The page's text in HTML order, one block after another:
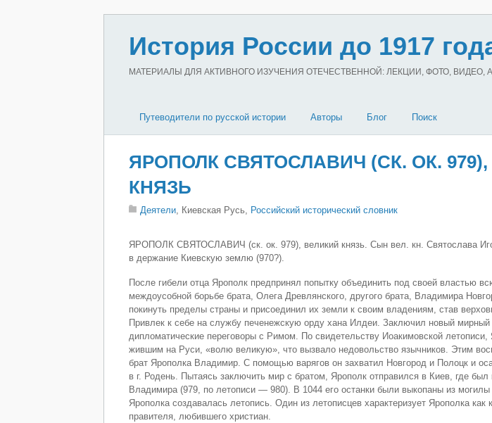
История России до 1917
МАТЕРИАЛЫ ДЛЯ АКТИВНОГО ИЗУЧЕНИЯ ОТЕЧЕСТВЕННОЙ: ЛЕКЦИИ, ФОТО, ВИДЕО,
Путеводители по русской истории Авторы Блог Поиск
ЯРОПОЛК СВЯТОСЛАВИЧ (СК. ОК.
КНЯЗЬ
Деятели, Киевская Русь, Российский исторический словник
ЯРОПОЛК СВЯТОСЛАВИЧ (ск. ок. 979), великий князь. Сын вел. кн. Святослава
в держание Киевскую землю (970?).
После гибели отца Ярополк предпринял попытку объединить под своей властью
междоусобной борьбе брата, Олега Древлянского, другого брата, Владимира
покинуть пределы страны и присоединил их земли к своим владениям, став
Привлек к себе на службу печенежскую орду хана Илдеи. Заключил новый мирный
дипломатические переговоры с Римом. По свидетельству Иоакимовской летописи,
жившим на Руси, «волю великую», что вызвало недовольство язычников. Этим
брат Ярополка Владимир. С помощью варягов он захватил Новгород и Полоцк и
в г. Родень. Пытаясь заключить мир с братом, Ярополк отправился в Киев, где был
Владимира (979, по летописи — 980). В 1044 его останки были выкопаны из
Ярополка создавалась летопись. Один из летописцев характеризует Ярополка как
правителя, любившего христиан.